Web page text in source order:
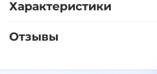
Характеристики
Отзывы